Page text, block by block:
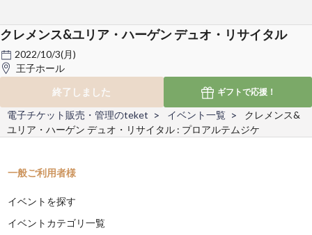
クレメンス&ユリア・ハーゲン デュオ・リサイタル
2022/10/3(月)
王子ホール
終了しました
ギフトで応援！
電子チケット販売・管理のteket イベント一覧
クレメンス&
ユリア・ハーゲン デュオ・リサイタル : プロアルテムジケ
一般ご利用者様
イベントを探す
イベントカテゴリ一覧